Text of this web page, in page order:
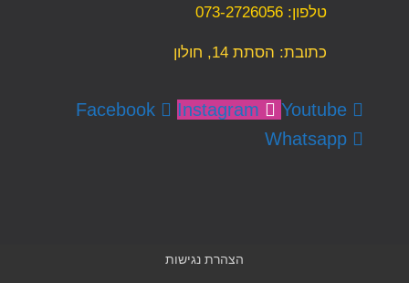
טלפון: 073-2726056
כתובת: הסתת 14, חולון
Facebook Instagram
Youtube
Whatsapp
הצהרת נגישות